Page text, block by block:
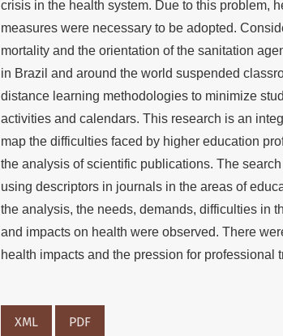
crisis in the health system. Due to this problem,
measures were necessary to be adopted.
mortality and the orientation of the sanitation
in Brazil and around the world suspended
distance learning methodologies to minimize
activities and calendars. This research is an
map the difficulties faced by higher education
the analysis of scientific publications. The
using descriptors in journals in the areas of
the analysis, the needs, demands, difficulties in
and impacts on health were observed. There
health impacts and the pression for professional
XML PDF